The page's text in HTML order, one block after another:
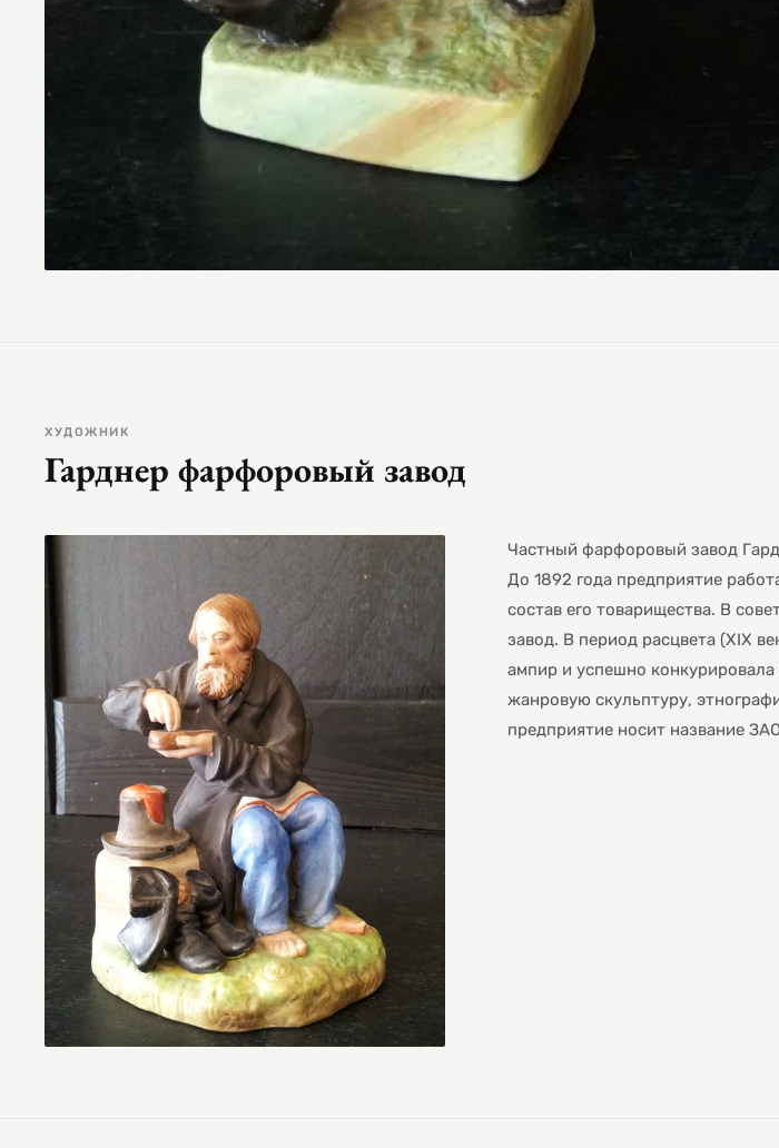
ХУДОЖНИК
Гарднер фарфоровый завод
Частный фарфоровый завод
До 1892 года предприятие
состав его товарищества. В
завод. В период расцвета (XIX
ампир и успешно
жанровую скульптуру,
предприятие носит название